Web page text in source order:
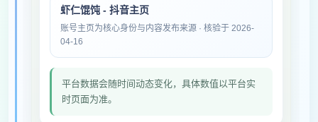
虾仁馄饨 - 抖音主页
账号主页为核心身份与内容发布来源 · 核验于 2026-
04-16
平台数据会随时间动态变化，具体数值以平台实
时页面为准。